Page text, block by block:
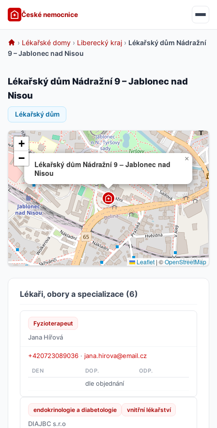
České nemocnice
› Lékařské domy › Liberecký kraj › Lékařský dům Nádražní
9 – Jablonec nad Nisou
Lékařský dům Nádražní 9 – Jablonec nad
Nisou
Lékařský dům
Lékařský dům Nádražní 9 – Jablonec nad
Nisou
×
+
−
Leaflet | ©OpenStreetMap
Lékaři, obory a specializace (6)
Fyzioterapeut
Jana Hířová
+420723089036 · jana.hirova@email.cz
DEN DOP. ODP.
dle objednání
endokrinologie a diabetologie vnitřní lékařství
DIAJBC s.r.o